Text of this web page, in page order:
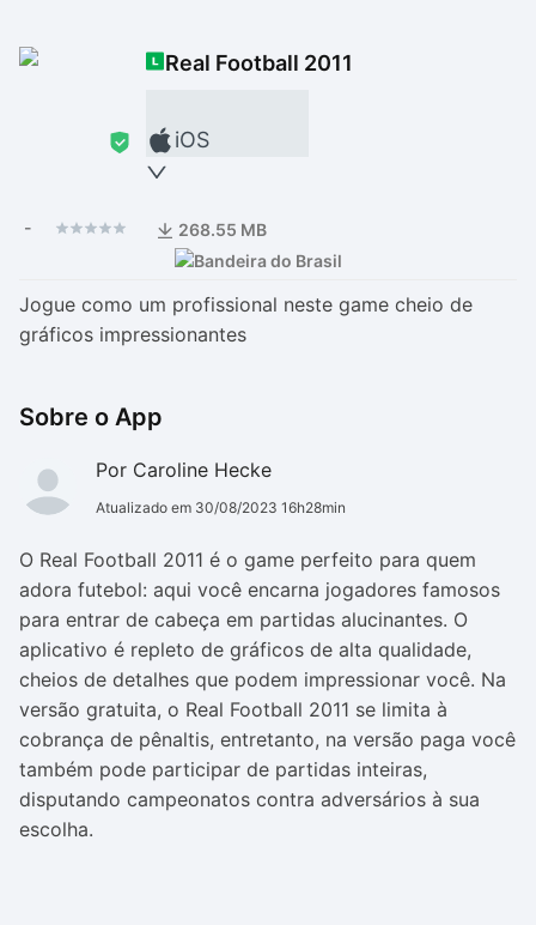
Real Football 2011
iOS
- 268.55 MB
Jogue como um profissional neste game cheio de
gráficos impressionantes
Sobre o App
Por Caroline Hecke
Atualizado em 30/08/2023 16h28min
O Real Football 2011 é o game perfeito para quem
adora futebol: aqui você encarna jogadores famosos
para entrar de cabeça em partidas alucinantes. O
aplicativo é repleto de gráficos de alta qualidade,
cheios de detalhes que podem impressionar você. Na
versão gratuita, o Real Football 2011 se limita à
cobrança de pênaltis, entretanto, na versão paga você
também pode participar de partidas inteiras,
disputando campeonatos contra adversários à sua
escolha.